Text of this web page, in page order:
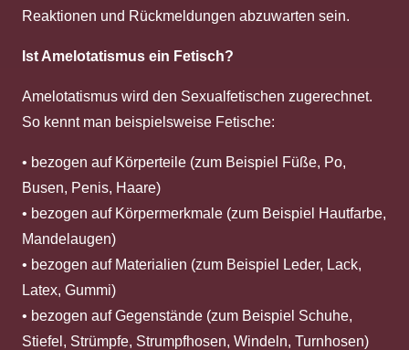
Reaktionen und Rückmeldungen abzuwarten sein.
Ist Amelotatismus ein Fetisch?
Amelotatismus wird den Sexualfetischen zugerechnet.
So kennt man beispielsweise Fetische:
• bezogen auf Körperteile (zum Beispiel Füße, Po,
Busen, Penis, Haare)
• bezogen auf Körpermerkmale (zum Beispiel Hautfarbe,
Mandelaugen)
• bezogen auf Materialien (zum Beispiel Leder, Lack,
Latex, Gummi)
• bezogen auf Gegenstände (zum Beispiel Schuhe,
Stiefel, Strümpfe, Strumpfhosen, Windeln, Turnhosen)